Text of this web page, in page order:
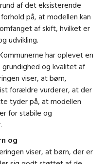
af det eksisterende
på, at modellen kan
af skift, hvilket er
udvikling.
har oplevet en
og kvalitet af
viser, at børn,
forældre vurderer, at der
tyder på, at modellen
for stabile og
og
viser, at børn, der er